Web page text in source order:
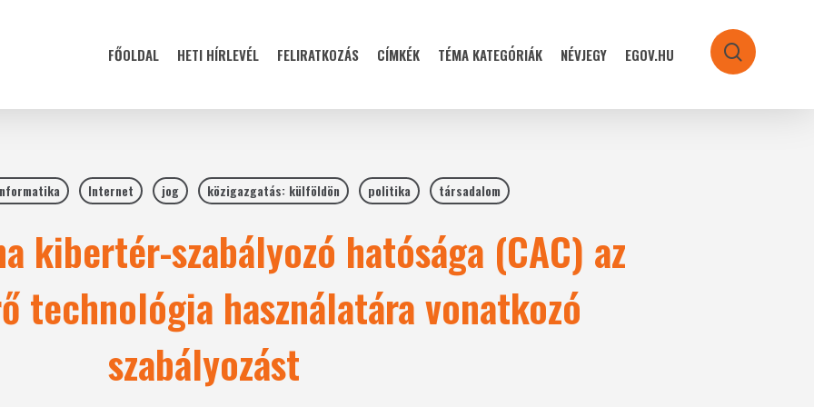
FŐOLDAL HETI HÍRLEVÉL FELIRATKOZÁS CÍMKÉK TÉMA KATEGÓRIÁK NÉVJEGY EGOV.HU search
Internet jog közigazgatás: külföldön politika társadalom
kibertér-szabályozó hatósága (CAC) az
technológia használatára vonatkozó
szabályozást